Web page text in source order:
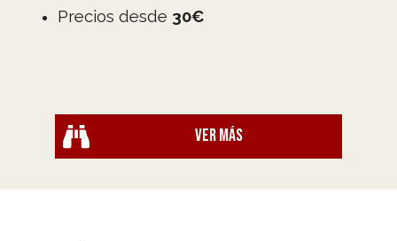
Precios desde 30€
Ver más